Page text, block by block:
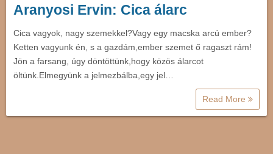
Aranyosi Ervin: Cica álarc
Cica vagyok, nagy szemekkel?Vagy egy macska arcú ember?
Ketten vagyunk én, s a gazdám,ember szemet ő ragaszt rám!
Jön a farsang, úgy döntöttünk,hogy közös álarcot
öltünk.Elmegyünk a jelmezbálba,egy jel…
Read More